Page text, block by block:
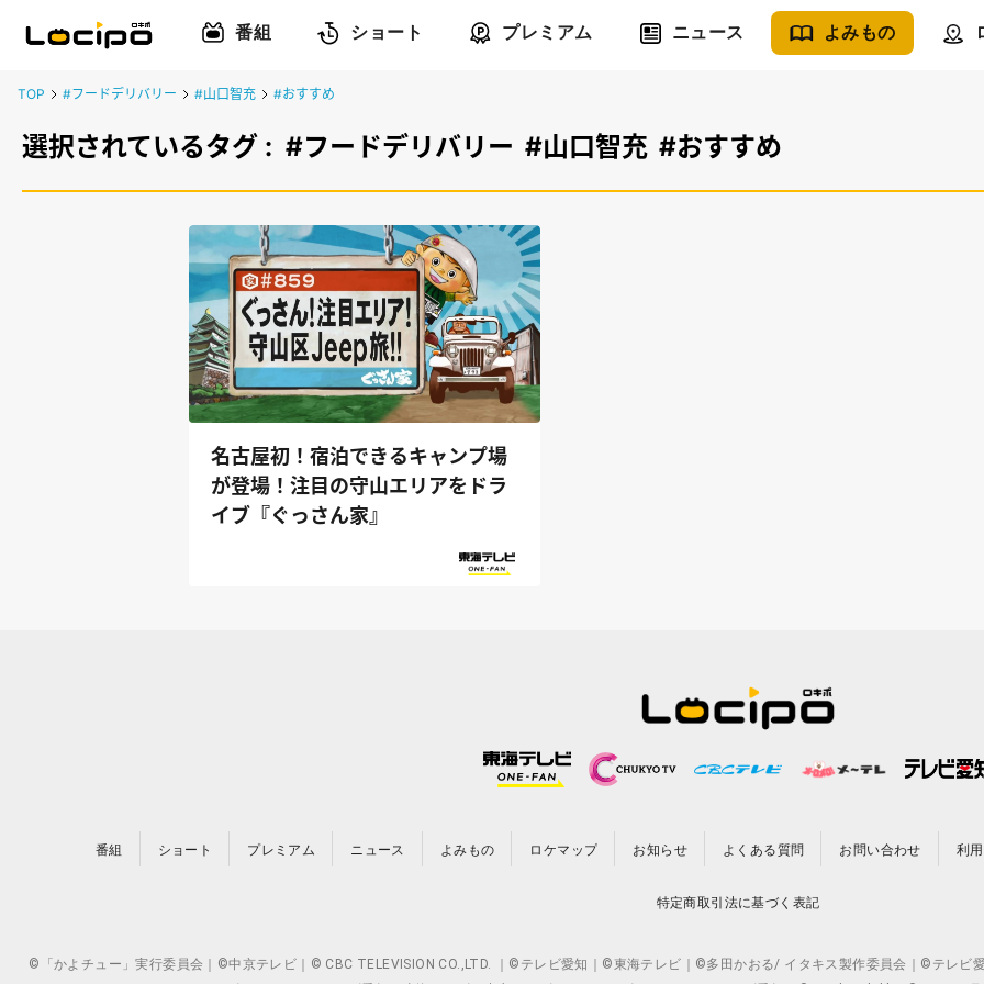
番組 ショート プレミアム ニュース よみもの
TOP #フードデリバリー #山口智充 #おすすめ
選択されているタグ : #フードデリバリー #山口智充 #おすすめ
名古屋初！宿泊できるキャンプ場
が登場！注目の守山エリアをドラ
イブ『ぐっさん家』
番組 ショート プレミアム ニュース よみもの ロケマップ お知らせ よくある質問 お問い合わせ 利
特定商取引法に基づく表記
©「かよチュー」実行委員会｜©中京テレビ｜© CBC TELEVISION CO.,LTD. ｜©テレビ愛知｜©東海テレビ｜©多田かおる/ イタキス製作委員会｜©テレビ